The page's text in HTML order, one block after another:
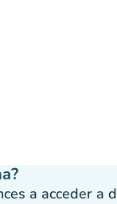
a acceder a